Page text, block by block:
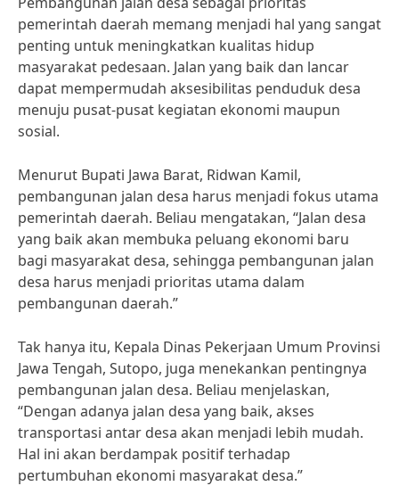
pemerintah daerah memang menjadi hal yang sangat
penting untuk meningkatkan kualitas hidup
masyarakat pedesaan. Jalan yang baik dan lancar
dapat mempermudah aksesibilitas penduduk desa
menuju pusat-pusat kegiatan ekonomi maupun
sosial.
Menurut Bupati Jawa Barat, Ridwan Kamil,
pembangunan jalan desa harus menjadi fokus utama
pemerintah daerah. Beliau mengatakan, “Jalan desa
yang baik akan membuka peluang ekonomi baru
bagi masyarakat desa, sehingga pembangunan jalan
desa harus menjadi prioritas utama dalam
pembangunan daerah.”
Tak hanya itu, Kepala Dinas Pekerjaan Umum Provinsi
Jawa Tengah, Sutopo, juga menekankan pentingnya
pembangunan jalan desa. Beliau menjelaskan,
“Dengan adanya jalan desa yang baik, akses
transportasi antar desa akan menjadi lebih mudah.
Hal ini akan berdampak positif terhadap
pertumbuhan ekonomi masyarakat desa.”